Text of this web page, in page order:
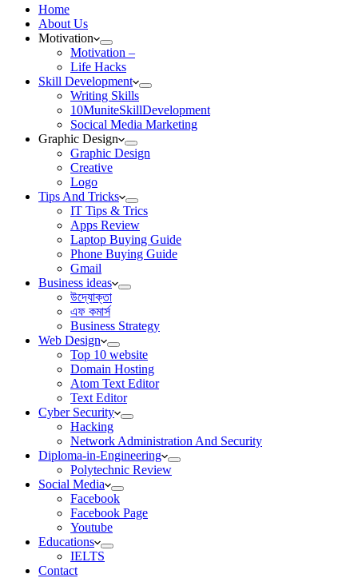
Home
About Us
Motivation
Motivation –
Life Hacks
Skill Development
Writing Skills
10MuniteSkillDevelopment
Socical Media Marketing
Graphic Design
Graphic Design
Creative
Logo
Tips And Tricks
IT Tips & Trics
Apps Review
Laptop Buying Guide
Phone Buying Guide
Gmail
Business ideas
উদ্যোক্তা
এফ কমার্স
Business Strategy
Web Design
Top 10 website
Domain Hosting
Atom Text Editor
Text Editor
Cyber Security
Hacking
Network Administration And Security
Diploma-in-Engineering
Polytechnic Review
Social Media
Facebook
Facebook Page
Youtube
Educations
IELTS
Contact